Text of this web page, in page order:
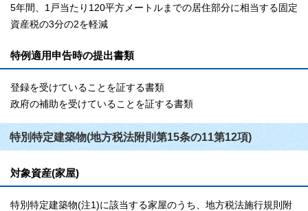
5年間、1戸当たり120平方メートルまでの居住部分に相当する固定
資産税の3分の2を軽減
特例適用申告時の提出書類
登録を受けていることを証する書類
政府の補助を受けていることを証する書類
特別特定建築物(地方税法附則第15条の11第12項)
対象資産(家屋)
特別特定建築物(注1)に該当する家屋のうち、地方税法施行規則附